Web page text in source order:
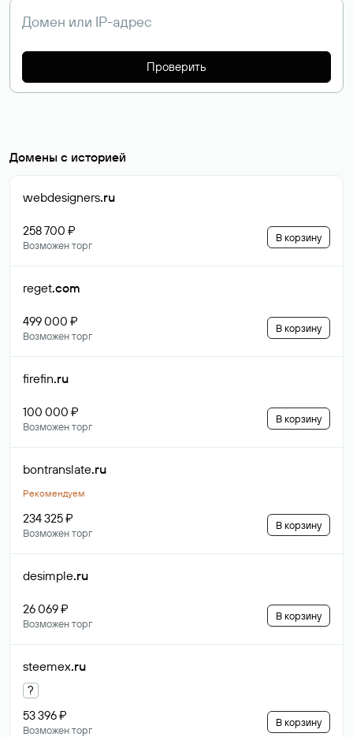
Проверить
Домены с историей
webdesigners.ru
258 700 ₽
Возможен торг
В корзину
reget.com
499 000 ₽
Возможен торг
В корзину
firefin.ru
100 000 ₽
Возможен торг
В корзину
bontranslate.ru
Рекомендуем
234 325 ₽
Возможен торг
В корзину
desimple.ru
26 069 ₽
Возможен торг
В корзину
steemex.ru
?
53 396 ₽
Возможен торг
В корзину